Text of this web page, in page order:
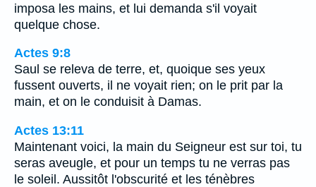
imposa les mains, et lui demanda s'il voyait
quelque chose.
Actes 9:8
Saul se releva de terre, et, quoique ses yeux
fussent ouverts, il ne voyait rien; on le prit par la
main, et on le conduisit à Damas.
Actes 13:11
Maintenant voici, la main du Seigneur est sur toi, tu
seras aveugle, et pour un temps tu ne verras pas
le soleil. Aussitôt l'obscurité et les ténèbres